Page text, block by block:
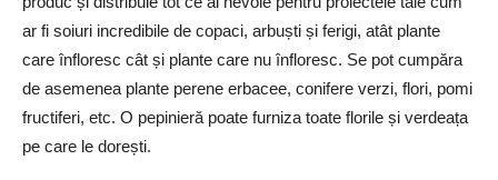
ar fi soiuri incredibile de copaci, arbuști și ferigi, atât plante
care înfloresc cât și plante care nu înfloresc. Se pot cumpăra
de asemenea plante perene erbacee, conifere verzi, flori, pomi
fructiferi, etc. O pepinieră poate furniza toate florile și verdeața
pe care le dorești.